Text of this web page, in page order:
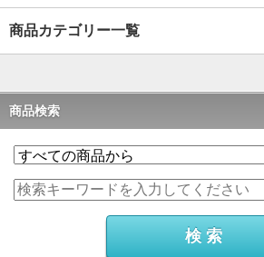
商品カテゴリー一覧
商品検索